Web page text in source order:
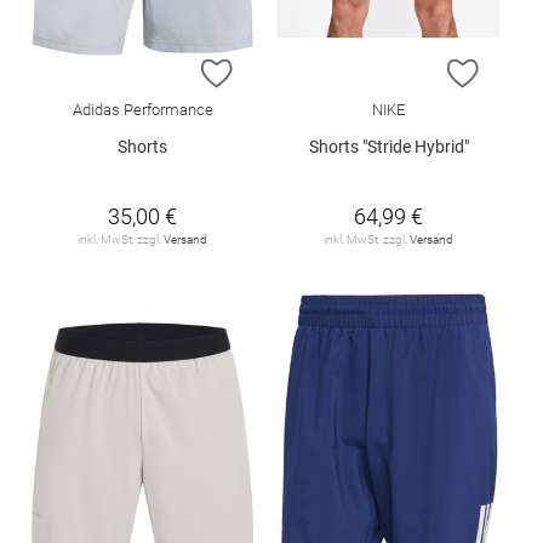
ZUR WUNSCHLISTE HINZUFÜGEN
Adidas Performance
Shorts
35,00 €
inkl. MwSt. zzgl. Versand
ZUR
NIKE
Shorts "Stride Hybrid"
64,99 €
inkl. MwSt. zzgl. Versand